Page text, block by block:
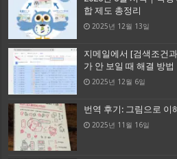
합 제도 총정리
2025년 12월 13일
지메일에서 [검색조건
가 안 보일 때 해결 방법
2025년 12월 6일
번역 후기: 그림으로 이
2025년 11월 16일